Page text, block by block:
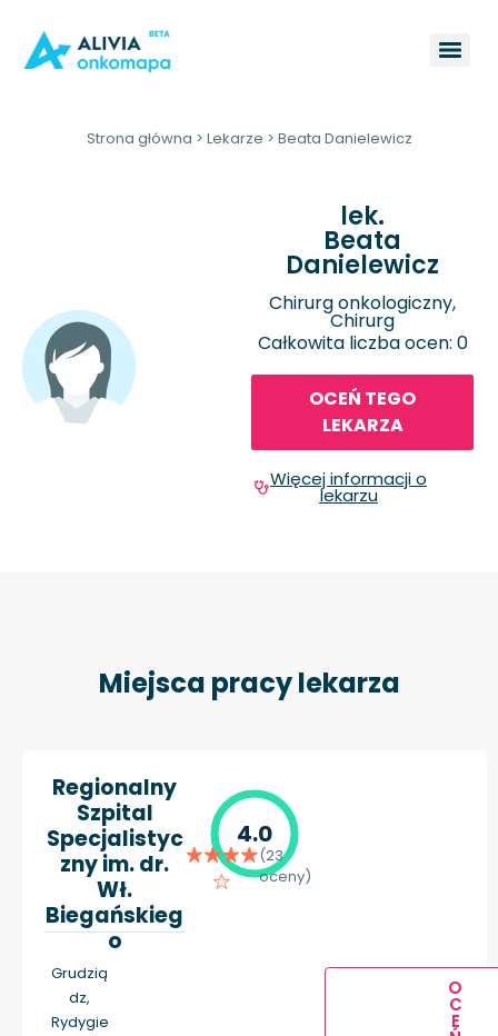
Strona główna > Lekarze > Beata Danielewicz
lek.
Beata
Danielewicz
Chirurg onkologiczny,
Chirurg
Całkowita liczba ocen: 0
OCEŃ TEGO
LEKARZA
Więcej informacji o
lekarzu
Miejsca pracy lekarza
Regionalny
Szpital
Specjalistyc
zny im. dr.
Wł.
Biegańskieg
o
Grudzią
dz,
Rydygie
4.0
(23
oceny)
O
C
E